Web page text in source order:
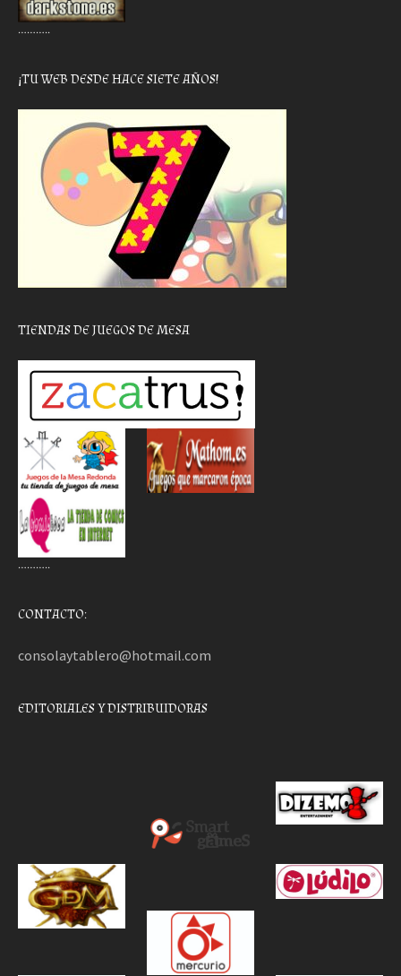
………..
¡TU WEB DESDE HACE SIETE AÑOS!
TIENDAS DE JUEGOS DE MESA
………..
CONTACTO:
consolaytablero@hotmail.com
EDITORIALES Y DISTRIBUIDORAS